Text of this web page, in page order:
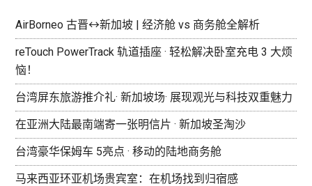
AirBorneo 古晋↔新加坡 | 经济舱 vs 商务舱全解析
reTouch PowerTrack 轨道插座 · 轻松解决卧室充电 3 大烦
恼！
台湾屏东旅游推介礼· 新加坡场· 展现观光与科技双重魅力
在亚洲大陆最南端寄一张明信片 · 新加坡圣淘沙
台湾豪华保姆车 5亮点 · 移动的陆地商务舱
马来西亚环亚机场贵宾室：在机场找到归宿感